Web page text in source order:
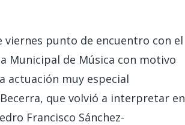
viernes punto de encuentro con el
Municipal de Música con motivo
actuación muy especial
que volvió a interpretar en
Francisco Sánchez-